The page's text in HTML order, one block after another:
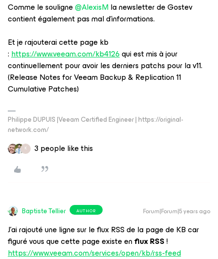
Comme le souligne@AlexisMla newsletter de Gostev
contient également pas mal d’informations.
Et je rajouterai cette page kb
:https://www.veeam.com/kb4126qui est mis à jour
continuellement pour avoir les derniers patchs pour la v11.
(Release Notes for Veeam Backup & Replication 11
Cumulative Patches)
Philippe DUPUIS |Veeam Certified Engineer | https://original-
network.com/
K 3 people like this
Baptiste Tellier AUTHOR Forum|Forum|5 years ago
J’ai rajouté une ligne sur le flux RSS de la page de KB car
figuré vous que cette page existe enflux RSS!
https://www.veeam.com/services/open/kb/rss-feed